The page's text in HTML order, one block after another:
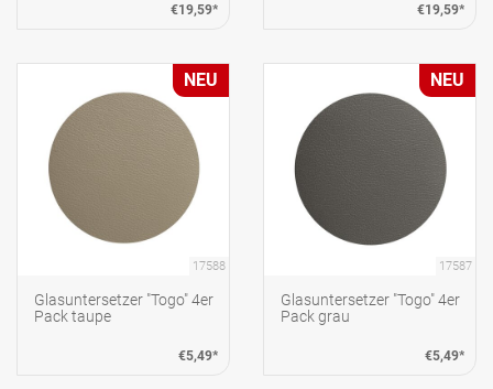
€19,59* €19,59*
17588
Glasuntersetzer "Togo" 4er
Pack taupe
€5,49*
NEU
17587
Glasuntersetzer "Togo" 4er
Pack grau
€5,49*
NEU